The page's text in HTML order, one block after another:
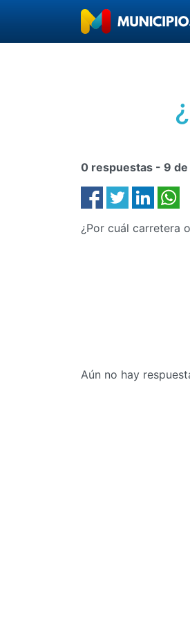
0 respuestas - 9 de
¿Por cuál carretera
Aún no hay